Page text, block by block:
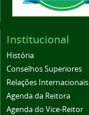
Institucional
História
Conselhos Superiores
Relações Internacionais
Agenda da Reitora
Agenda do Vice-Reitor